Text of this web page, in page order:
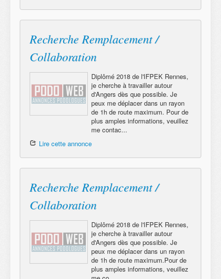
Recherche Remplacement /
Collaboration
Diplômé 2018 de l'IFPEK Rennes,
je cherche à travailler autour
d'Angers dès que possible. Je
peux me déplacer dans un rayon
de 1h de route maximum. Pour de
plus amples informations, veuillez
me contac...
Lire cette annonce
Recherche Remplacement /
Collaboration
Diplômé 2018 de l'IFPEK Rennes,
je cherche à travailler autour
d'Angers dès que possible. Je
peux me déplacer dans un rayon
de 1h de route maximum.Pour de
plus amples informations, veuillez